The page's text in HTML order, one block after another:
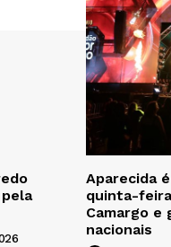
Aparecida
quinta-
Camargo e
nacionais